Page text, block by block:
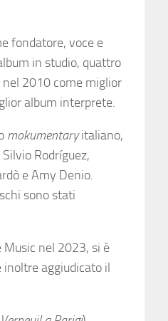
fondatore, voce e
in studio, quattro
nel 2010 come miglior
album interprete.
mokumentaryitaliano,
Rodríguez,
e Amy Denio.
sono stati
Music nel 2023, si è
inoltre aggiudicato il